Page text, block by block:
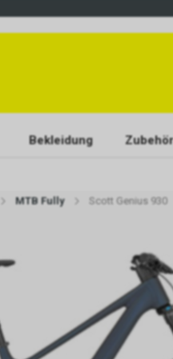
Bekleidung
MTB Fully Scott Genius 930